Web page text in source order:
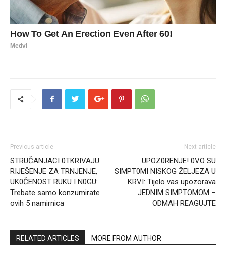
Previous article
STRUČANJACI 0TKRIVAJU
RIJEŠENJE ZA TRNJENJE,
UK0ČENOST RUKU I N0GU:
Trebate samo konzumirate
ovih 5 namirnica
Next article
UPOZ0RENJE! 0VO SU
SIMPT0MI NISKOG ŽELJEZA U
KRVI: Tijelo vas upozorava
JEDNIM SIMPTOMOM –
ODMAH REAGUJTE
RELATED ARTICLES MORE FROM AUTHOR